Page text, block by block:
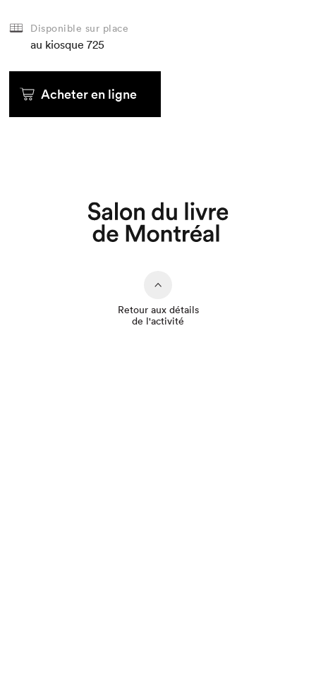
Disponible sur place
au kiosque 725
Acheter en ligne
Retour aux détails
de l'activité